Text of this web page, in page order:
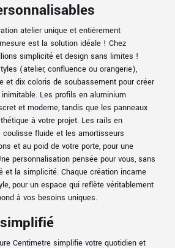
atelier unique et entièrement
est la solution idéale ! Chez
simplicité et design sans limites !
(atelier, confluence ou orangerie),
et dix coloris de soubassement pour créer
Les profils en aluminium
et moderne, tandis que les panneaux
à votre projet. Les rails en
fluide et les amortisseurs
et au poid de votre porte, pour une
personnalisation pensée pour vous, sans
et la simplicité. Chaque création incarne
pour un espace qui reflète véritablement
à vos besoins uniques.
Centimetre simplifie votre quotidien et